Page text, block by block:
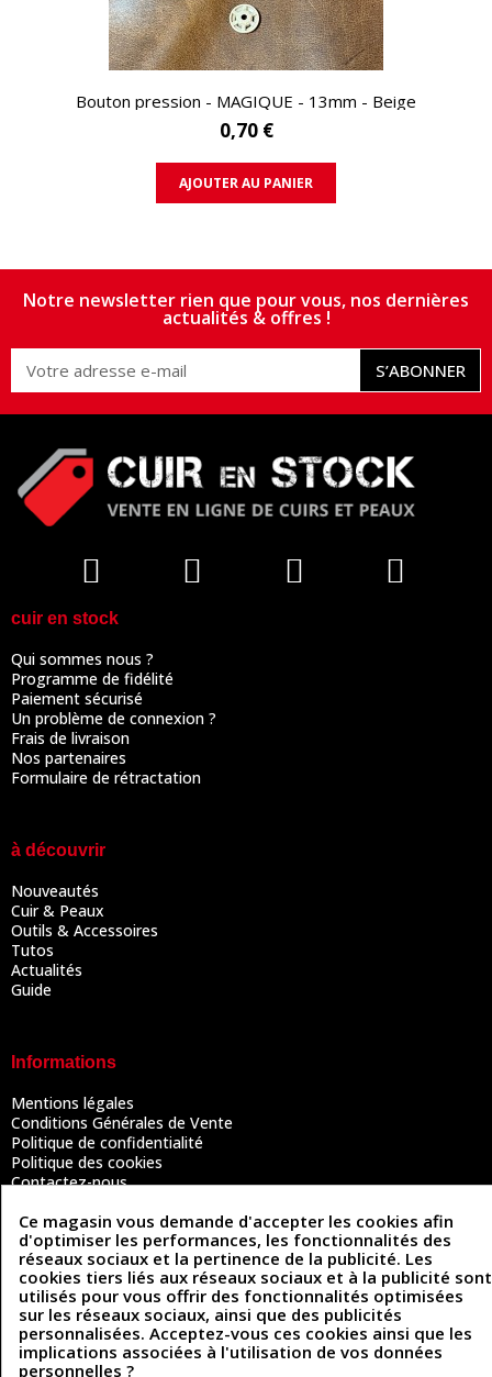
APERÇU RAPIDE
Bouton pression - MAGIQUE - 13mm - Beige
0,70 €
AJOUTER AU PANIER
Notre newsletter rien que pour vous, nos dernières
actualités & offres !
S’ABONNER
cuir en stock
Qui sommes nous ?
Programme de fidélité
Paiement sécurisé
Un problème de connexion ?
Frais de livraison
Nos partenaires
Formulaire de rétractation
à découvrir
Nouveautés
Cuir & Peaux
Outils & Accessoires
Tutos
Actualités
Guide
Informations
Mentions légales
Conditions Générales de Vente
Politique de confidentialité
Politique des cookies
Contactez-nous
Coordonnées
493 Chemin de Catougnac
81300 Graulhet
05 63 34 51 88
contact@cuirenstock.com
Ce magasin vous demande d'accepter les cookies afin
d'optimiser les performances, les fonctionnalités des
réseaux sociaux et la pertinence de la publicité. Les
cookies tiers liés aux réseaux sociaux et à la publicité sont
utilisés pour vous offrir des fonctionnalités optimisées
sur les réseaux sociaux, ainsi que des publicités
personnalisées. Acceptez-vous ces cookies ainsi que les
implications associées à l'utilisation de vos données
personnelles ?